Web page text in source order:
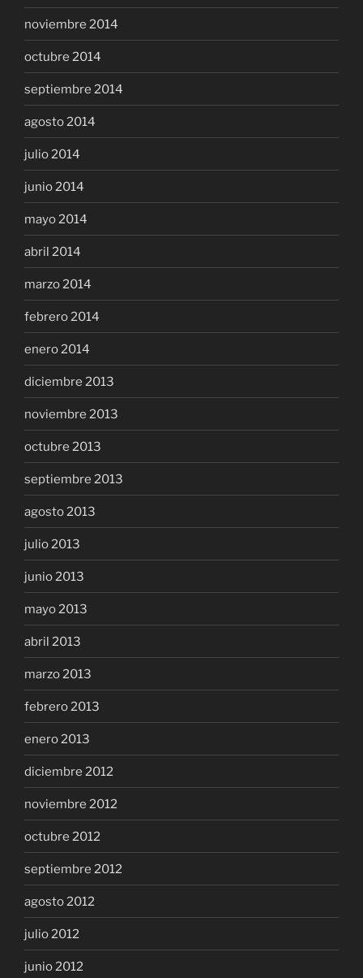
noviembre 2014
octubre 2014
septiembre 2014
agosto 2014
julio 2014
junio 2014
mayo 2014
abril 2014
marzo 2014
febrero 2014
enero 2014
diciembre 2013
noviembre 2013
octubre 2013
septiembre 2013
agosto 2013
julio 2013
junio 2013
mayo 2013
abril 2013
marzo 2013
febrero 2013
enero 2013
diciembre 2012
noviembre 2012
octubre 2012
septiembre 2012
agosto 2012
julio 2012
junio 2012